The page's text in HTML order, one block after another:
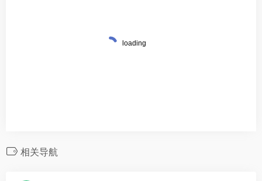
相关导航